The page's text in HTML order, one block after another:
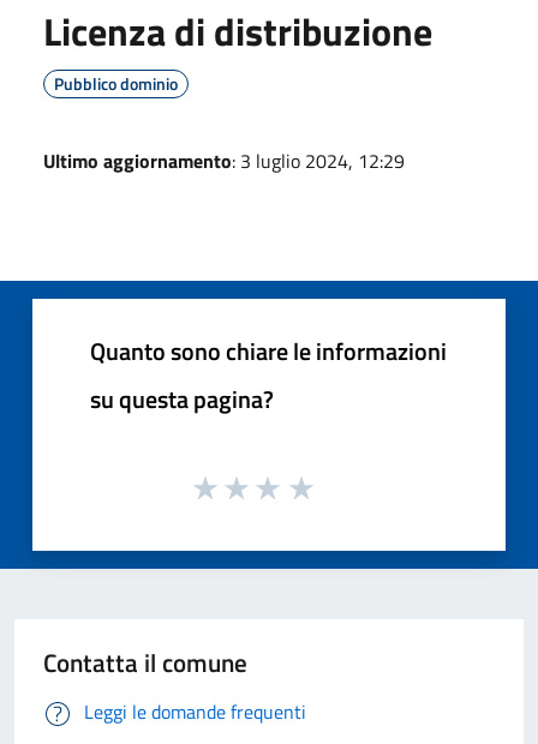
Licenza di distribuzione
Pubblico dominio
Ultimo aggiornamento: 3 luglio 2024, 12:29
Quanto sono chiare le informazioni
su questa pagina?
Contatta il comune
Leggi le domande frequenti